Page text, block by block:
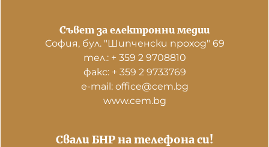
Свали БНР на телефона си!
Съвет за електронни медии
София, бул. "Шипченски проход" 69
тел.: + 359 2 9708810
факс: + 359 2 9733769
е-mail: office@cem.bg
www.cem.bg